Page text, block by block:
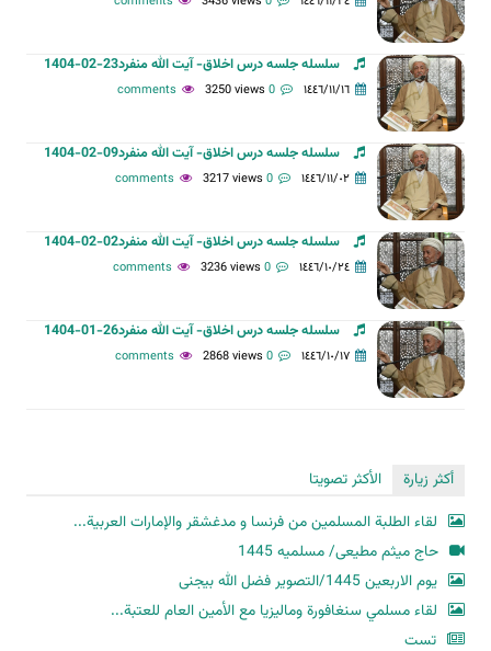
سلسله جلسه درس اخلاق- آیت الله منفرد23-02-1404
١٤٤٦/١١/١٦ 0 comments
3250 views
سلسله جلسه درس اخلاق- آیت الله منفرد09-02-1404
١٤٤٦/١١/٠٢ 0 comments
3217 views
سلسله جلسه درس اخلاق- آیت الله منفرد02-02-1404
١٤٤٦/١٠/٢٤ 0 comments
3236 views
سلسله جلسه درس اخلاق- آیت الله منفرد26-01-1404
١٤٤٦/١٠/١٧ 0 comments
2868 views
أكثر زيارة
الأكثر تصويتا
لقاء الطلبة المسلمين من فرنسا و مدغشقر والإمارات العربية...
حاج میثم مطیعی/ مسلمیه 1445
یوم الاربعین 1445/التصویر فضل الله بیجنی
لقاء مسلمي سنغافورة وماليزيا مع الأمين العام للعتبة...
تست